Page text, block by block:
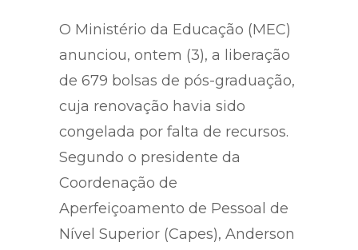
O Ministério da Educação (MEC)
anunciou, ontem (3), a liberação
de 679 bolsas de pós-graduação,
cuja renovação havia sido
congelada por falta de recursos.
Segundo o presidente da
Coordenação de
Aperfeiçoamento de Pessoal de
Nível Superior (Capes), Anderson